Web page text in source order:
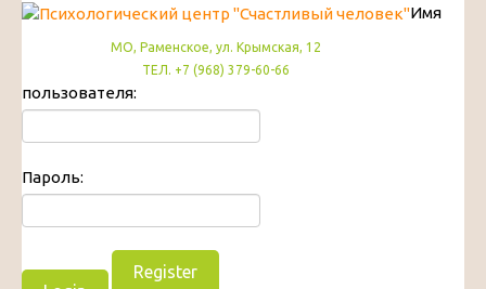
МО, Раменское, ул. Крымская, 12
ТЕЛ. +7 (968) 379-60-66
Имя
пользователя:
Пароль:
Register